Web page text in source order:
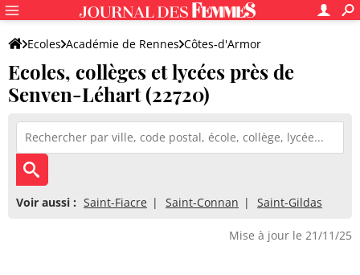
Ecoles Académie de Rennes Côtes-d'Armor
Ecoles, collèges et lycées près de
Senven-Léhart (22720)
Voir aussi : Saint-Fiacre Saint-Connan Saint-Gildas
Mise à jour le 21/11/25